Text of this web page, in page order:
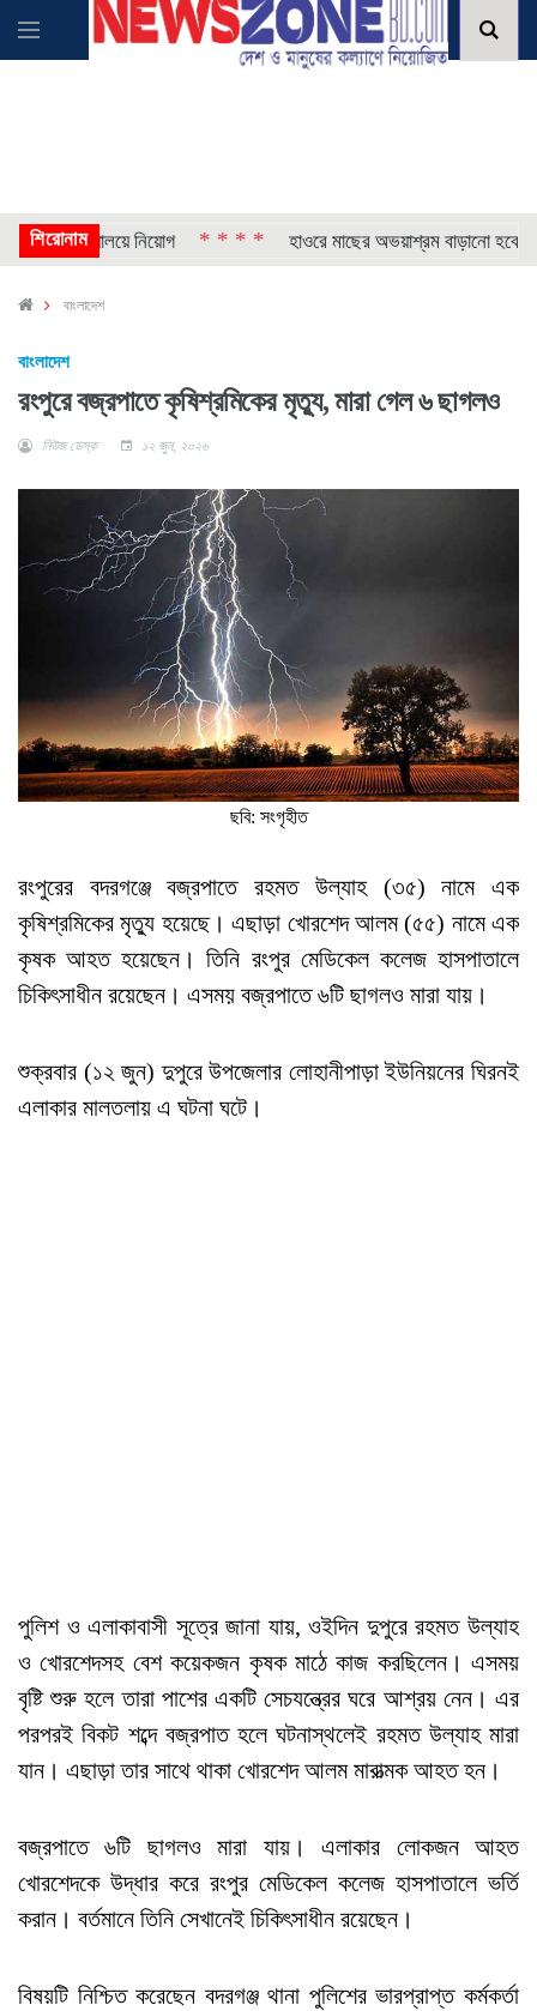
শিরোনামনিয়োগ * * * * হাওরে মাছের অভয়াশ্রম বাড়ানো হবে: মৎস্য ও
বাংলাদেশ
বাংলাদেশ
রংপুরে বজ্রপাতে কৃষিশ্রমিকের মৃত্যু, মারা গেল ৬ ছাগলও
নিউজ ডেস্ক ১২ জুন, ২০২৬
ছবি: সংগৃহীত
রংপুরের বদরগঞ্জে বজ্রপাতে রহমত উল্যাহ (৩৫) নামে এক
কৃষিশ্রমিকের মৃত্যু হয়েছে। এছাড়া খোরশেদ আলম (৫৫) নামে এক
কৃষক আহত হয়েছেন। তিনি রংপুর মেডিকেল কলেজ হাসপাতালে
চিকিৎসাধীন রয়েছেন। এসময় বজ্রপাতে ৬টি ছাগল‌ও মারা যায়।
শুক্রবার (১২ জুন) দুপুরে উপজেলার লোহানীপাড়া ইউনিয়নের ঘিরন‌ই
এলাকার মালতলায় এ ঘটনা ঘটে।
পুলিশ ও এলাকাবাসী সূত্রে জানা যায়, ওইদিন দুপুরে রহমত উল্যাহ
ও খোরশেদসহ বেশ কয়েকজন কৃষক মাঠে কাজ করছিলেন। এসময়
বৃষ্টি শুরু হলে তারা পাশের একটি সেচযন্ত্রের ঘরে আশ্রয় নেন। এর
পরপরই বিকট শব্দে বজ্রপাত হলে ঘটনাস্থলেই রহমত উল্যাহ মারা
যান। এছাড়া তার সাথে থাকা খোরশেদ আলম মারাত্মক আহত হন।
বজ্রপাতে ৬টি ছাগল‌ও মারা যায়। এলাকার লোকজন আহত
খোরশেদকে উদ্ধার করে রংপুর মেডিকেল কলেজ হাসপাতালে ভর্তি
করান। বর্তমানে তিনি সেখানেই চিকিৎসাধীন রয়েছেন।
বিষয়টি নিশ্চিত করেছেন বদরগঞ্জ থানা পুলিশের ভারপ্রাপ্ত কর্মকর্তা